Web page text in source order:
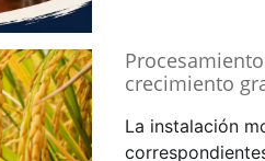
crecimiento
La instalación